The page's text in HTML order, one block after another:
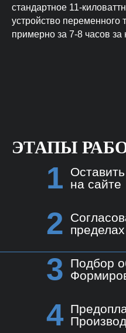
стандартное 11-
устройство переменного
примерно за 7-8 часов за
ЭТАПЫ
3
4
Подбор
1
2
на сайте